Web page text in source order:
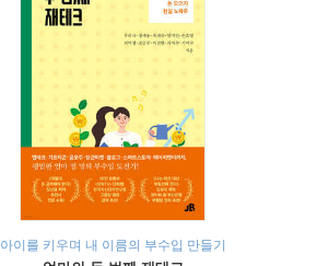
아이를 키우며 내 이름의 부수입 만들기